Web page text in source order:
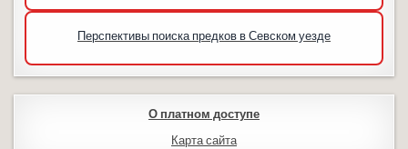
Перспективы поиска предков в Севском уезде
О платном доступе
Карта сайта